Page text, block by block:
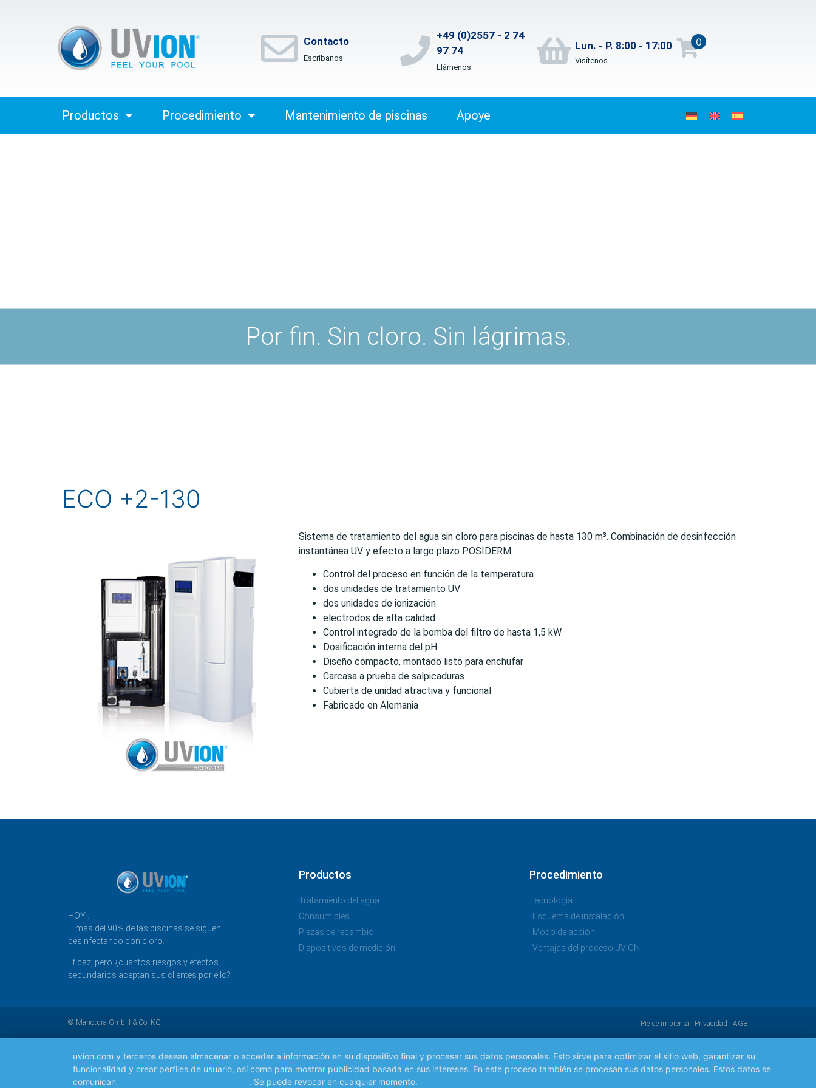
Contacto
Escríbanos
+49 (0)2557 - 2 74
97 74
Llámenos
Lun. - P. 8:00 - 17:00
Visítenos
0
Productos Procedimiento Mantenimiento de piscinas Apoye
Por fin. Sin cloro. Sin lágrimas.
ECO +2-130
Sistema de tratamiento del agua sin cloro para piscinas de hasta 130 m³. Combinación de desinfección
instantánea UV y efecto a largo plazo POSIDERM.
Control del proceso en función de la temperatura
dos unidades de tratamiento UV
dos unidades de ionización
electrodos de alta calidad
Control integrado de la bomba del filtro de hasta 1,5 kW
Dosificación interna del pH
Diseño compacto, montado listo para enchufar
Carcasa a prueba de salpicaduras
Cubierta de unidad atractiva y funcional
Fabricado en Alemania
HOY …
… más del 90% de las piscinas se siguen
desinfectando con cloro.
Eficaz, pero ¿cuántos riesgos y efectos
secundarios aceptan sus clientes por ello?
Productos
Tratamiento del agua
Consumibles
Piezas de recambio
Dispositivos de medición
Procedimiento
Tecnología
Esquema de instalación
Modo de acción
Ventajas del proceso UVION
© Manotura GmbH & Co. KG Pie de imprenta | Privacidad | AGB
uvion.com y terceros desean almacenar o acceder a información en su dispositivo final y procesar sus datos personales. Esto sirve para optimizar el sitio web, garantizar su
funcionalidad y crear perfiles de usuario, así como para mostrar publicidad basada en sus intereses. En este proceso también se procesan sus datos personales. Estos datos se
comunican
. Se puede revocar en cualquier momento.